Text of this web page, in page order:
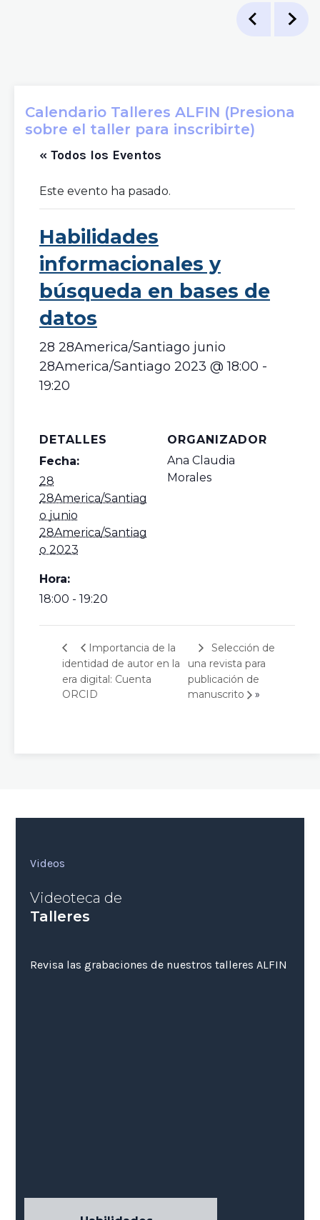
Calendario Talleres ALFIN (Presiona
sobre el taller para inscribirte)
« Todos los Eventos
Este evento ha pasado.
Habilidades
informacionales y
búsqueda en bases de
datos
28 28America/Santiago junio
28America/Santiago 2023 @ 18:00 -
19:20
DETALLES
Fecha:
28
28America/Santiag
o junio
28America/Santiag
o 2023
Hora:
18:00 - 19:20
ORGANIZADOR
Ana Claudia
Morales
Importancia de la
identidad de autor en la
era digital: Cuenta
ORCID
Selección de
una revista para
publicación de
manuscrito
»
Videos
Videoteca de
Talleres
Revisa las grabaciones de nuestros talleres ALFIN